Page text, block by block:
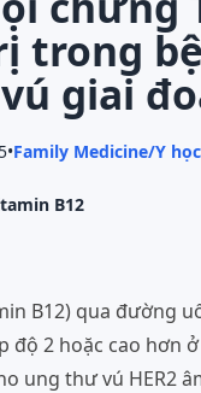
trong
giai
•Family Medicine/Y
B12
B12) qua đường
độ 2 hoặc cao hơn
ung thư vú HER2